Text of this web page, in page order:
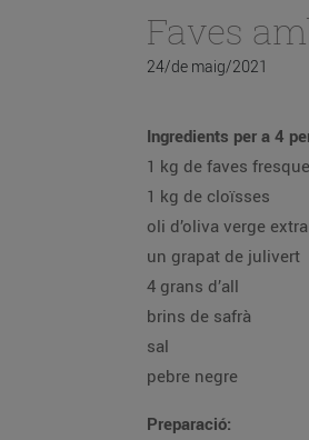
Faves
24/de maig/2021
Ingredients per a 4
1 kg de faves
1 kg de cloïsses
oli d’oliva verge extra
un grapat de julivert
4 grans d’all
brins de safrà
sal
pebre negre
Preparació: